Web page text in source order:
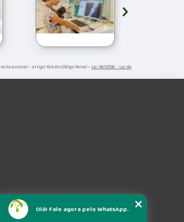
›
autoral – artigo 184 do Código Penal –Lei 9610/98 - Lei de
Olá! Fale agora pelo WhatsApp.